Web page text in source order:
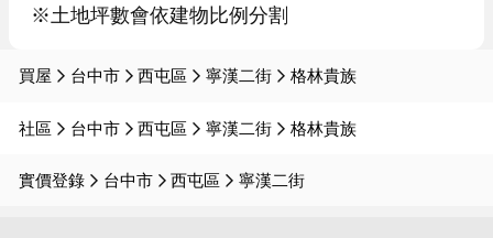
買屋 台中市 西屯區 寧漢二街 格林貴族
社區 台中市 西屯區 寧漢二街 格林貴族
實價登錄 台中市 西屯區 寧漢二街